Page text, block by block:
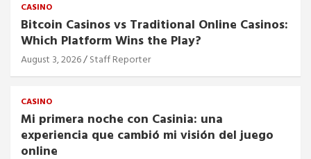
CASINO
Bitcoin Casinos vs Traditional Online Casinos:
Which Platform Wins the Play?
August 3, 2026 Staff Reporter
CASINO
Mi primera noche con Casinia: una
experiencia que cambió mi visión del juego
online